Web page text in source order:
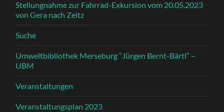
Stellungnahme zur Fahrrad-Exkursion vom 20.05.2023
von Gera nach Zeitz
Suche
Umweltbibliothek Merseburg “Jürgen Bernt-Bärtl” –
UBM
Veranstaltungen
Veranstaltungsplan 2023